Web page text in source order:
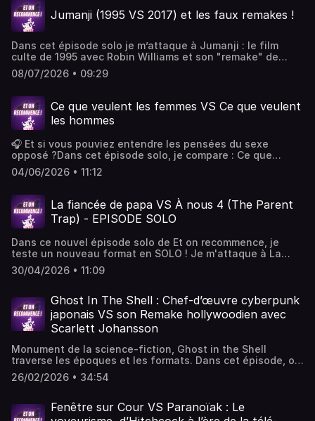
Jumanji (1995 VS 2017) et les faux remakes !
Dans cet épisode solo je m’attaque à Jumanji : le film
culte de 1995 avec Robin Williams et son "remake" de
2017 avec Dwayne Johnson … qui n'en est pas vraiment
un. J’en profite justement pour vous parler d'un
hollywoodienne qui consiste à déguiser un remake en
suite pour éviter les polémiques !Je vous parle des 2
films, en un match de 3 rounds pour savoir qui est le
08/07/2026 • 09:29
Ce que veulent les femmes VS Ce que veulent
les hommes
🎧 Et si vous pouviez entendre les pensées du sexe
opposé ?Dans cet épisode solo, je compare : Ce que
veulent les femmes (2000) avec Mel Gibson et Helen Hunt
de Nancy Meyers à son remake modernisé Ce que veulent
Henson.Un match en 3 rounds : la vision du sexe opposé,
l'apparition du pouvoir et son utilisation dans
l'histoire.Entre comédie romantique culte, influence du
moderne et anecdotes de tournage, lequel des deux films
remporte le match dans mon cœur ?
04/06/2026 • 11:12
La fiancée de papa VS À nous 4 (The Parent
Trap) - EPISODE SOLO
Dans ce nouvel épisode solo de Et on recommence, je
teste un nouveau format en SOLO ! Je m'attaque à La
fiancée de papa (The Parent Trap) de 1961 et son remake
À nous 4 (The Parent Trap aussi) de 1998 avec Lindsay
différentes.En 3 rounds + 1 bonus on fait le tour de la
technique, des personnages, de la vision du couple et de
la famille, le tout avec des anecdotes !
30/04/2026 • 11:09
Ghost In The Shell : Chef-d’œuvre cyberpunk
japonais VS son Remake hollywoodien avec
Scarlett Johansson
Monument de la science-fiction, Ghost in the Shell
traverse les époques et les formats. Dans cet épisode, on
plonge dans l’anime culte japonais de 1995 signé Mamoru
Oshii et son adaptation live américaine de 2017 avec
questionnements sur l’identité et spectacle hollywoodien
plus accessible, Bastien, Cynthia, Ugo et Elise
26/02/2026 • 34:54
Fenêtre sur Cour VS Paranoïak : Le